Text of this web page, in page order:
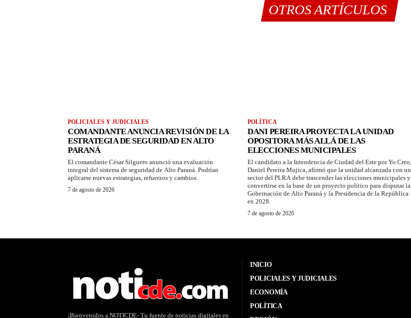
OTROS ARTÍCULOS
POLICIALES Y JUDICIALES
COMANDANTE ANUNCIA REVISIÓN DE LA
ESTRATEGIA DE SEGURIDAD EN ALTO
PARANÁ
El comandante César Silguero anunció una evaluación
integral del sistema de seguridad de Alto Paraná. Podrían
aplicarse nuevas estrategias, refuerzos y cambios.
7 de agosto de 2026
POLÍTICA
DANI PEREIRA PROYECTA LA UNIDAD
OPOSITORA MÁS ALLÁ DE LAS
ELECCIONES MUNICIPALES
El candidato a la Intendencia de Ciudad del Este por Yo Creo,
Daniel Pereira Mujica, afirmó que la unidad alcanzada con un
sector del PLRA debe trascender las elecciones municipales y
convertirse en la base de un proyecto político para disputar la
Gobernación de Alto Paraná y la Presidencia de la República
en 2028.
7 de agosto de 2026
¡Bienvenidos a NOTICDE- Tu fuente de noticias digitales en
INICIO
POLICIALES Y JUDICIALES
ECONOMÍA
POLÍTICA